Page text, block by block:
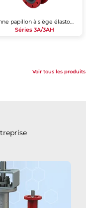
Vanne papillon à siège élastomère
Séries 3A/3AH
Voir tous les produits